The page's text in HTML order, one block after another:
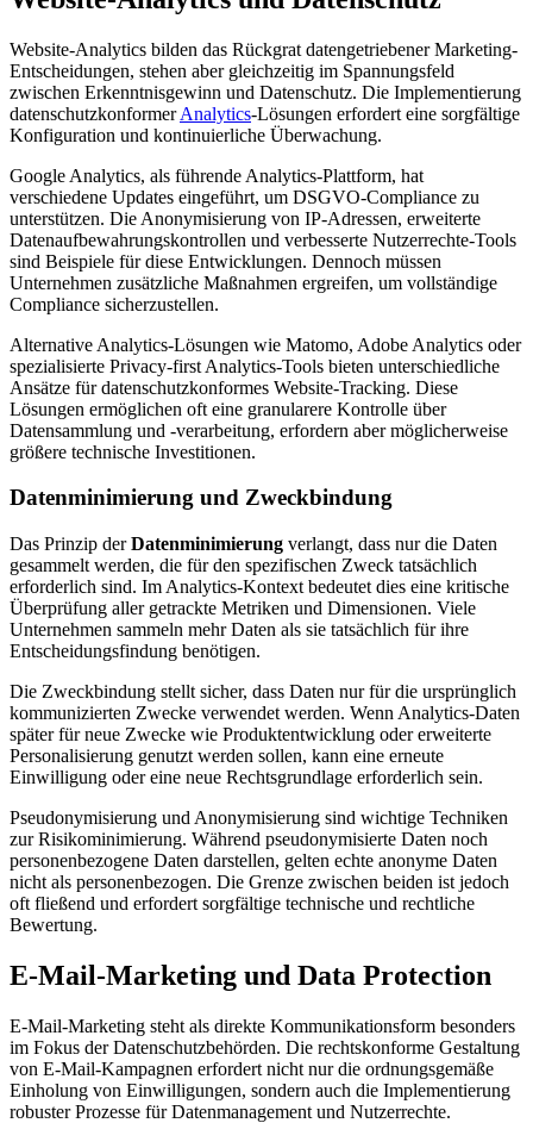
Website-Analytics bilden das Rückgrat datengetriebener Marketing-
Entscheidungen, stehen aber gleichzeitig im Spannungsfeld
zwischen Erkenntnisgewinn und Datenschutz. Die Implementierung
datenschutzkonformerAnalytics-Lösungen erfordert eine sorgfältige
Konfiguration und kontinuierliche Überwachung.
Google Analytics, als führende Analytics-Plattform, hat
verschiedene Updates eingeführt, um DSGVO-Compliance zu
unterstützen. Die Anonymisierung von IP-Adressen, erweiterte
Datenaufbewahrungskontrollen und verbesserte Nutzerrechte-Tools
sind Beispiele für diese Entwicklungen. Dennoch müssen
Unternehmen zusätzliche Maßnahmen ergreifen, um vollständige
Compliance sicherzustellen.
Alternative Analytics-Lösungen wie Matomo, Adobe Analytics oder
spezialisierte Privacy-first Analytics-Tools bieten unterschiedliche
Ansätze für datenschutzkonformes Website-Tracking. Diese
Lösungen ermöglichen oft eine granularere Kontrolle über
Datensammlung und -verarbeitung, erfordern aber möglicherweise
größere technische Investitionen.
Datenminimierung und Zweckbindung
Das Prinzip derDatenminimierung verlangt, dass nur die Daten
gesammelt werden, die für den spezifischen Zweck tatsächlich
erforderlich sind. Im Analytics-Kontext bedeutet dies eine kritische
Überprüfung aller getrackte Metriken und Dimensionen. Viele
Unternehmen sammeln mehr Daten als sie tatsächlich für ihre
Entscheidungsfindung benötigen.
Die Zweckbindung stellt sicher, dass Daten nur für die ursprünglich
kommunizierten Zwecke verwendet werden. Wenn Analytics-Daten
später für neue Zwecke wie Produktentwicklung oder erweiterte
Personalisierung genutzt werden sollen, kann eine erneute
Einwilligung oder eine neue Rechtsgrundlage erforderlich sein.
Pseudonymisierung und Anonymisierung sind wichtige Techniken
zur Risikominimierung. Während pseudonymisierte Daten noch
personenbezogene Daten darstellen, gelten echte anonyme Daten
nicht als personenbezogen. Die Grenze zwischen beiden ist jedoch
oft fließend und erfordert sorgfältige technische und rechtliche
Bewertung.
E-Mail-Marketing und Data Protection
E-Mail-Marketing steht als direkte Kommunikationsform besonders
im Fokus der Datenschutzbehörden. Die rechtskonforme Gestaltung
von E-Mail-Kampagnen erfordert nicht nur die ordnungsgemäße
Einholung von Einwilligungen, sondern auch die Implementierung
robuster Prozesse für Datenmanagement und Nutzerrechte.